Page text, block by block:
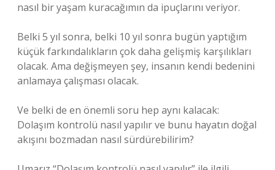
nasıl bir yaşam kuracağımın da ipuçlarını veriyor.
Belki 5 yıl sonra, belki 10 yıl sonra bugün yaptığım
küçük farkındalıkların çok daha gelişmiş karşılıkları
olacak. Ama değişmeyen şey, insanın kendi bedenini
anlamaya çalışması olacak.
Ve belki de en önemli soru hep aynı kalacak:
Dolaşım kontrolü nasıl yapılır ve bunu hayatın doğal
akışını bozmadan nasıl sürdürebilirim?